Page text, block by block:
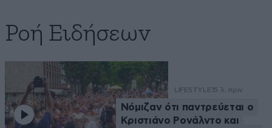
Ροή Ειδήσεων
LIFESTYLE 15 λ. πριν
Νόμιζαν ότι παντρεύεται ο
Κριστιάνο Ρονάλντο και